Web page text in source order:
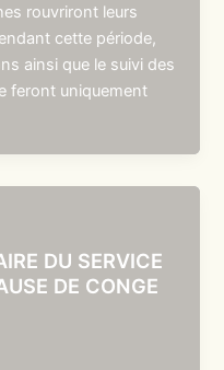
rouvriront leurs
cette période,
ainsi que le suivi des
feront uniquement
DU SERVICE
DE CONGE